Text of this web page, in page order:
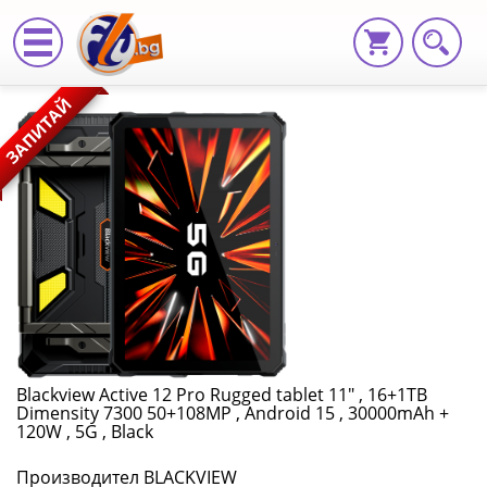
Blackview
Active
12
Pro
Rugged
tablet
11"
,
16+1TB
ЗАПИТАЙ
Blackview Active 12 Pro Rugged tablet 11" , 16+1TB
Dimensity 7300 50+108MP , Android 15 , 30000mAh +
120W , 5G , Black
Производител BLACKVIEW